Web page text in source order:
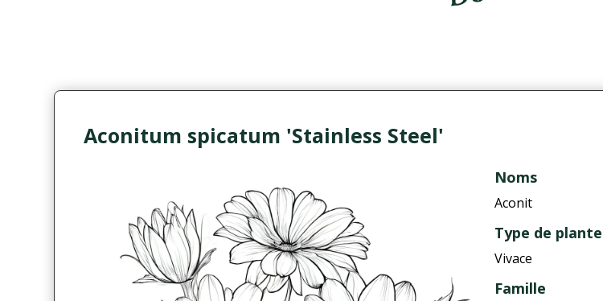
Aconitum spicatum 'Stainless Steel'
Noms
Aconit
Type de plante
Vivace
Famille